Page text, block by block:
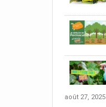
août 27, 2025